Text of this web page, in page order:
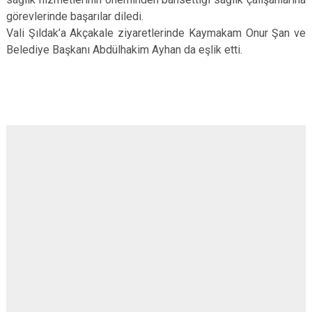
görevlerinde başarılar diledi.
Vali Şıldak’a Akçakale ziyaretlerinde Kaymakam Onur Şan ve
Belediye Başkanı Abdülhakim Ayhan da eşlik etti.